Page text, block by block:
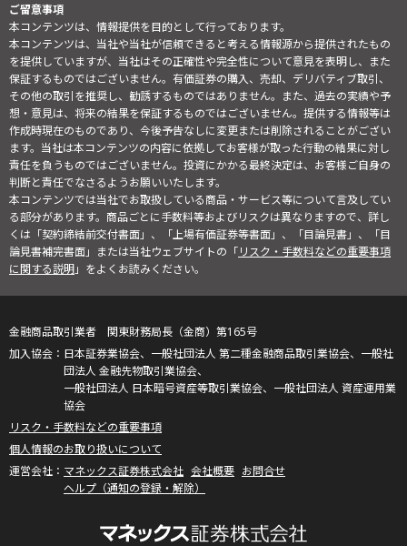
ご留意事項
本コンテンツは、情報提供を目的として行っております。
本コンテンツは、当社や当社が信頼できると考える情報源から提供されたもの
を提供していますが、当社はその正確性や完全性について意見を表明し、また
保証するものではございません。有価証券の購入、売却、デリバティブ取引、
その他の取引を推奨し、勧誘するものではありません。また、過去の実績や予
想・意見は、将来の結果を保証するものではございません。提供する情報等は
作成時現在のものであり、今後予告なしに変更または削除されることがござい
ます。当社は本コンテンツの内容に依拠してお客様が取った行動の結果に対し
責任を負うものではございません。投資にかかる最終決定は、お客様ご自身の
判断と責任でなさるようお願いいたします。
本コンテンツでは当社でお取扱している商品・サービス等について言及してい
る部分があります。商品ごとに手数料等およびリスクは異なりますので、詳し
くは「契約締結前交付書面」、「上場有価証券等書面」、「目論見書」、「目
論見書補完書面」または当社ウェブサイトの「リスク・手数料などの重要事項
に関する説明」をよくお読みください。
金融商品取引業者 関東財務局長（金商）第165号
日本証券業協会、一般社団法人 第二種金融商品取引業協会、一般社
団法人 金融先物取引業協会、
一般社団法人 日本暗号資産等取引業協会、一般社団法人 資産運用業
協会
リスク・手数料などの重要事項
個人情報のお取り扱いについて
マネックス証券株式会社 会社概要 お問合せ
ヘルプ（通知の登録・解除）